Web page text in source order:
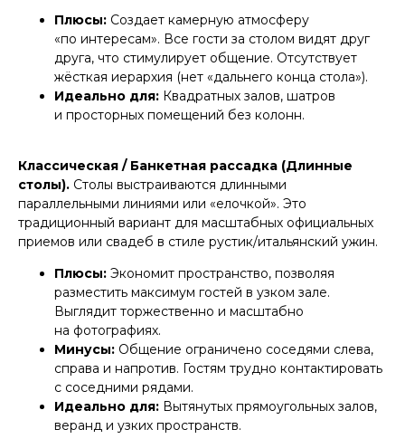
Плюсы: Создает камерную атмосферу
«по интересам». Все гости за столом видят друг
друга, что стимулирует общение. Отсутствует
жёсткая иерархия (нет «дальнего конца стола»).
Идеально для: Квадратных залов, шатров
и просторных помещений без колонн.
Классическая / Банкетная рассадка (Длинные
столы). Столы выстраиваются длинными
параллельными линиями или «елочкой». Это
традиционный вариант для масштабных официальных
приемов или свадеб в стиле рустик/итальянский ужин.
Плюсы: Экономит пространство, позволяя
разместить максимум гостей в узком зале.
Выглядит торжественно и масштабно
на фотографиях.
Минусы: Общение ограничено соседями слева,
справа и напротив. Гостям трудно контактировать
с соседними рядами.
Идеально для: Вытянутых прямоугольных залов,
веранд и узких пространств.